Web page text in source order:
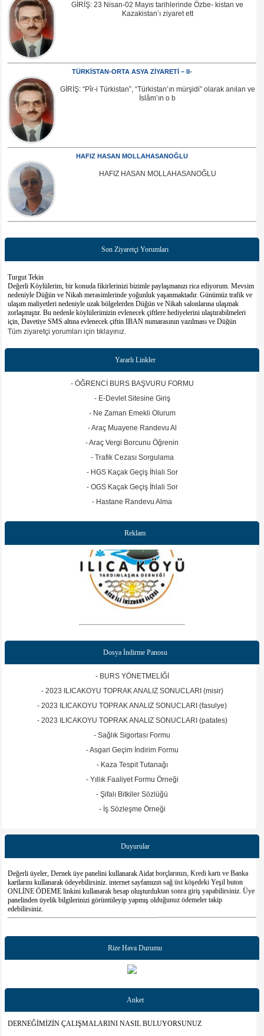
Duyurular
kartlarını kullanarak ödeyebilirsiniz. internet sayfamızın sağ üst köşedeki Yeşil buton
ONLİNE ÖDEME linkini kullanarak hesap oluşturduktan sonra giriş yapabilirsiniz. Üye
panelinden üyelik bilgilerinizi görüntüleyip yapmış olduğunuz ödemeler takip
edebilirsiniz.
GENEL KURUL DUYURUSU
Dernek Merkezinde Saat 13:00 da yapılacaktır. Çoğunluk sağlanamadığı taktirde ,18
Ocak 2026 Pazar günü aynı yer ve aynı saatte tekrar edilecektir. Derneğimizin tüm üyeleri
83. maddesine göre derneklerin üyelerine ait bilgileri DERBIS'e (Dernek Bilgi Sistemi )
kaydetme zorunlulugu getirildi. Bu nedenle 2023-2024-2025 yılına ait aidatların ödemesi
üyelikleri düşmüş olacak.
Rize Hava Durumu
Anket
DERNEĞİMİZİN ÇALIŞMALARINI NASIL BULUYORSUNUZ
GİRİŞ: 23 Nisan-02 Mayıs tarihlerinde Özbe- kistan ve
Kazakistan’ı ziyaret ett
TÜRKİSTAN-ORTA ASYA ZİYARETİ – II-
GİRİŞ: “Pîr-i Türkistan”, “Türkistan’ın mürşidi” olarak anılan ve
İslâm’ın o b
HAFIZ HASAN MOLLAHASANOĞLU
HAFIZ HASAN MOLLAHASANOĞLU
Son Ziyaretçi Yorumları
Değerli Köylülerim, bir konuda fikirlerinizi bizimle paylaşmanızı rica ediyorum. Mevsim
nedeniyle Düğün ve Nikah merasimlerinde yoğunluk yaşanmaktadır. Günümüz trafik ve
ulaşım maliyetleri nedeniyle uzak bölgelerden Düğün ve Nikah salonlarına ulaşmak
zorlaşmıştır. Bu nedenle köylülerimizin evlenecek çiftlere hediyelerini ulaştırabilmeleri
için, Davetiye SMS altına evlenecek çiftin IBAN numarasının yazılması ve Düğün
davetiyelerinin dağıtılmasında yaşanan zorluk nedeniyle davetiyelerin toplu sms olarak
gönderilmesinin yeterli olacağı önerisi hakkındaki görüşlerinizi paylaşmanızı rica ederim.
Hüseyin aksu
Emeği geçen herkesten Allah razı olsun
Değerli köylülerim öncelikle uzaktan yakından Ilıcaköyü Derneği, köy muhtarlığı ve
Köyümüzle ilgili faydalı olabilecek görüş ve önerilerinizi web sitemizin ziyaretci
yorumları alanında paylaşmanız, daha faydalı olacağı kanaatindeyim. Sitemizin
veya olumsuz goruslerinizi, musait vakitlerinizde bu mecrada tum koylulerimizin takip
Tüm ziyaretçi yorumları için tıklayınız.
Yararlı Linkler
- ÖĞRENCİ BURS BAŞVURU FORMU
- E-Devlet Sitesine Giriş
- Ne Zaman Emekli Olurum
- Araç Muayene Randevu Al
- Araç Vergi Borcunu Öğrenin
- Trafik Cezası Sorgulama
- HGS Kaçak Geçiş İhlali Sor
- OGS Kaçak Geçiş İhlali Sor
- Hastane Randevu Alma
Reklam
Dosya İndirme Panosu
- BURS YÖNETMELİĞİ
- 2023 ILICAKOYU TOPRAK ANALIZ SONUCLARI (misir)
- 2023 ILICAKOYU TOPRAK ANALIZ SONUCLARI (fasulye)
- 2023 ILICAKOYU TOPRAK ANALIZ SONUCLARI (patates)
- Sağlık Sigortası Formu
- Asgari Geçim İndirim Formu
- Kaza Tespit Tutanağı
- Yıllık Faaliyet Formu Örneği
- Şifalı Bitkiler Sözlüğü
- İş Sözleşme Örneği